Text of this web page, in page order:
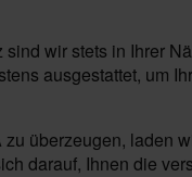
wir stets in Ihrer
ausgestattet, um
überzeugen, laden
darauf, Ihnen die